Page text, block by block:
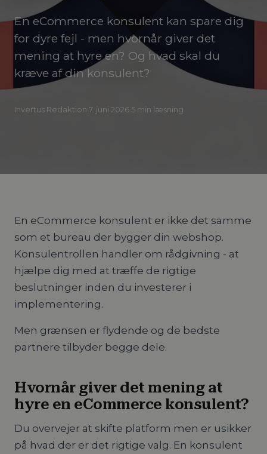
En eCommerce konsulent kan spare dig
for dyre fejl - men hvornår giver det
mening at hyre en? Og hvad skal du
kræve af din konsulent?
Invertus Redaktion 7. juni 2026 5 min læsning
En eCommerce konsulent er ikke det samme
som et bureau der bygger din webshop.
Konsulentrollen handler om rådgivning - at
hjælpe dig med at træffe de rigtige
beslutninger inden du investerer i
implementering.
Men grænsen er flydende og de bedste
partnere tilbyder begge dele.
Hvornår giver det mening at
hyre en eCommerce konsulent?
Du overvejer at skifte platform men er usikker
på hvad der er det rigtige valg. En konsulent